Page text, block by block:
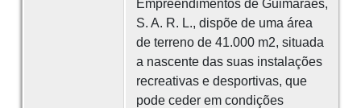
Empreendimentos de Guimarães,
S. A. R. L., dispõe de uma área
de terreno de 41.000 m2, situada
a nascente das suas instalações
recreativas e desportivas, que
pode ceder em condições